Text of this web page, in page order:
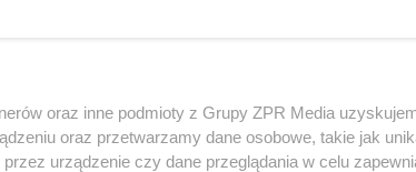
oraz inne podmioty z Grupy ZPR Media
oraz przetwarzamy dane osobowe, takie jak
urządzenie czy dane przeglądania w celu